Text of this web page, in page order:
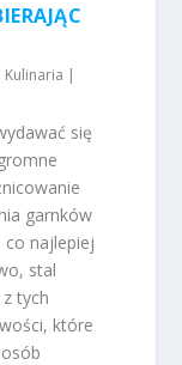
Kulinaria |
się
garnków
co najlepiej
stal
tych
które